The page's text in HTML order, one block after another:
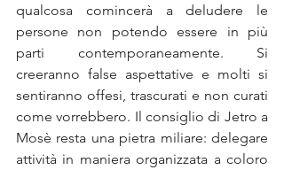
qualcosa comincerà a deludere le
persone non potendo essere in più
parti contemporaneamente. Si
creeranno false aspettative e molti si
sentiranno offesi, trascurati e non curati
come vorrebbero. Il consiglio di Jetro a
Mosè resta una pietra miliare: delegare
attività in maniera organizzata a coloro